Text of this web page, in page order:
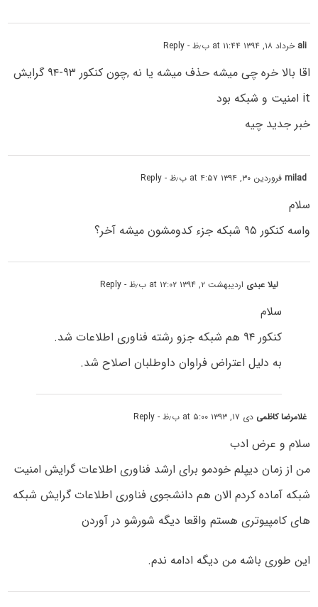
ali خرداد ۱۸, ۱۳۹۴ at ۱۱:۴۴ ب٫ظ - Reply
اقا بالا خره چی میشه حذف میشه یا نه ,چون کنکور ۹۳-۹۴ گرایش
it امنیت و شبکه بود
خبر جدید چیه
miladفروردین ۳۰, ۱۳۹۴ at ۴:۵۷ ب٫ظ - Reply
سلام
واسه کنکور ۹۵ شبکه جزء کدومشون میشه آخر؟
لیلا عبدی اردیبهشت ۲, ۱۳۹۴ at ۱۲:۰۲ ب٫ظ - Reply
سلام
کنکور ۹۴ هم شبکه جزو رشته فناوری اطلاعات شد.
به دلیل اعتراض فراوان داوطلبان اصلاح شد.
غلامرضا کاظمی دی ۱۷, ۱۳۹۳ at ۵:۰۰ ب٫ظ - Reply
سلام و عرض ادب
من از زمان دیپلم خودمو برای ارشد فناوری اطلاعات گرایش امنیت
شبکه آماده کردم الان هم دانشجوی فناوری اطلاعات گرایش شبکه
های کامپیوتری هستم واقعا دیگه شورشو در آوردن
این طوری باشه من دیگه ادامه ندم.